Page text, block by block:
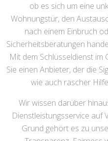
ob es sich um eine
Wohnungstür, den
nach einem Einbruch
Sicherheitsberatungen
Mit dem Schlüsseldienst im
Sie einen Anbieter, der die
wie auch rascher
Wir wissen darüber
Dienstleistungsservice auf
Grund gehört es zu